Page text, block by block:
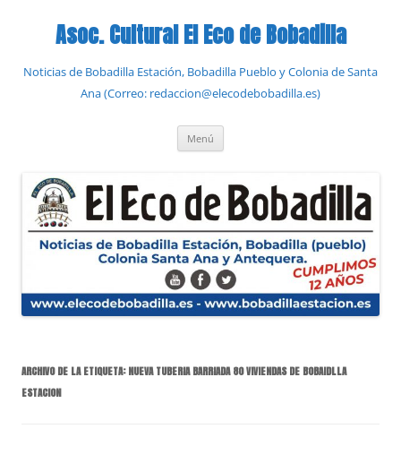
contenidoAsoc. Cultural El Eco de Bobadilla
Noticias de Bobadilla Estación, Bobadilla Pueblo y Colonia de Santa
Ana (Correo: redaccion@elecodebobadilla.es)
Menú
ARCHIVO DE LA ETIQUETA:NUEVA TUBERIA BARRIADA 80 VIVIENDAS DE BOBAIDLLA
ESTACION